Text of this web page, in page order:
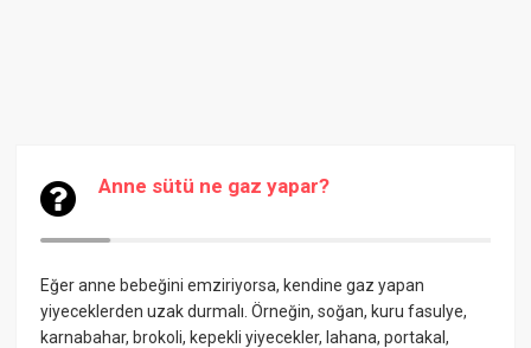
Anne sütü ne gaz yapar?
Eğer anne bebeğini emziriyorsa, kendine gaz yapan
yiyeceklerden uzak durmalı. Örneğin, soğan, kuru fasulye,
karnabahar, brokoli, kepekli yiyecekler, lahana, portakal,